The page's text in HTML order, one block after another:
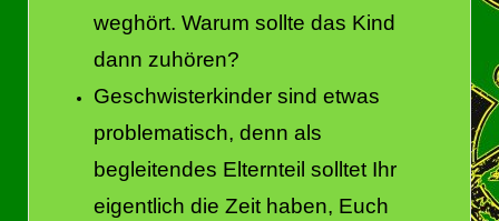
weghört. Warum sollte das Kind
dann zuhören?
Geschwisterkinder sind etwas
problematisch, denn als
begleitendes Elternteil solltet Ihr
eigentlich die Zeit haben, Euch